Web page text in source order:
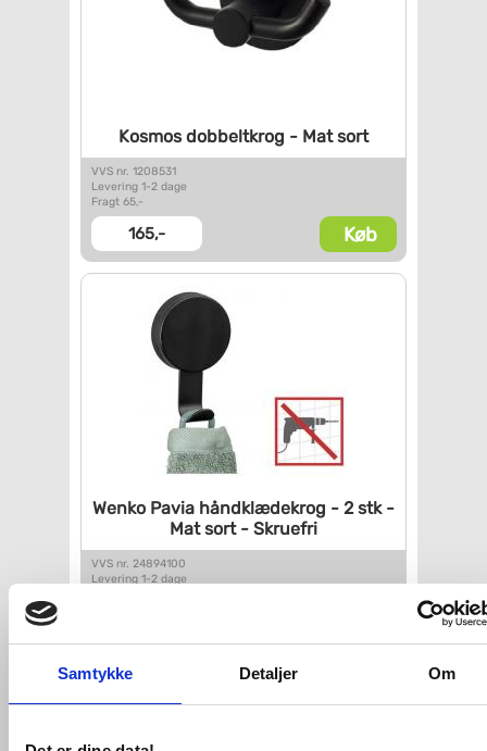
Samtykke Detaljer Om
Kosmos dobbeltkrog - Mat sort
VVS nr. 1208531
Levering 1-2 dage
Fragt 65,-
165,- Køb
Wenko Pavia håndklædekrog - 2stk -
Mat sort - Skruefri
VVS nr. 24894100
Levering 1-2 dage